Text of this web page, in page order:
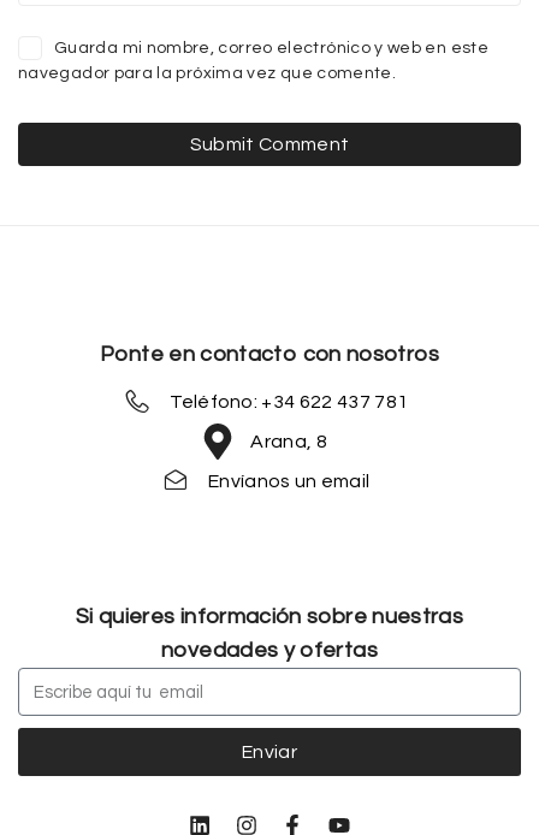
Guarda mi nombre, correo electrónico y web en este
navegador para la próxima vez que comente.
Ponte en contacto con nosotros
Teléfono: +34 622 437 781
Arana, 8
Envíanos un email
Si quieres información sobre nuestras
novedades y ofertas
Enviar